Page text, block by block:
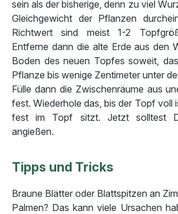
sein als der bisherige, denn zu viel
Gleichgewicht der Pflanzen
Richtwert sind meist 1-2
Entferne dann die alte Erde aus den
Boden des neuen Topfes soweit,
Pflanze bis wenige Zentimeter unter
Fülle dann die Zwischenräume aus
fest. Wiederhole das, bis der Topf voll
fest im Topf sitzt. Jetzt solltest
angießen.
Tipps und Tricks
Braune Blätter oder Blattspitzen an
Palmen? Das kann viele Ursachen